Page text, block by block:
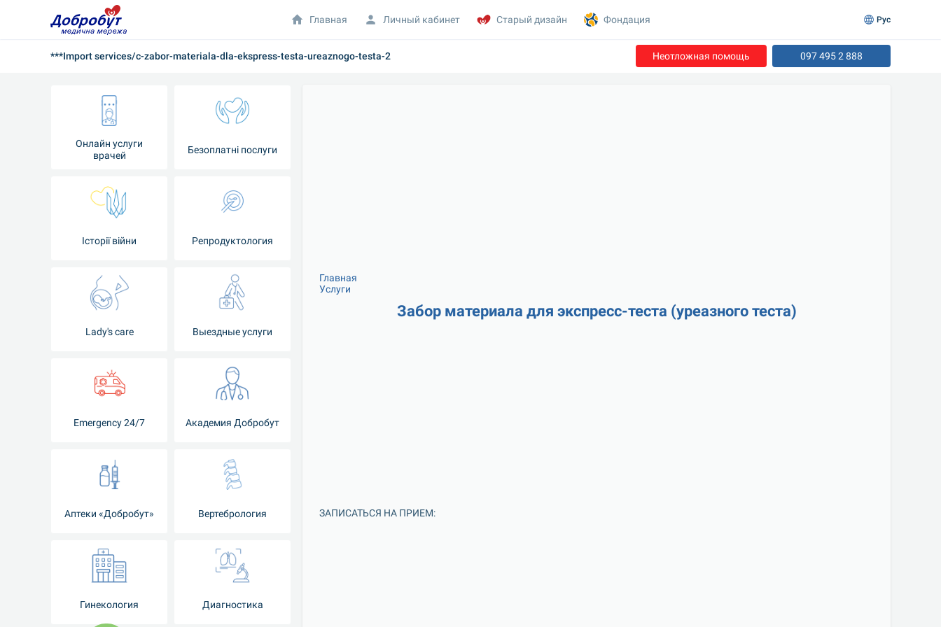
***Import services/c-zabor-materiala-dla-ekspress-testa-ureaznogo-testa-2 Неотложная помощь 097 495 2 888
Онлайн услуги
врачей
Безоплатні послуги
Iсторії війни Репродуктология
Lady's care Выездные услуги
Emergency 24/7 Академия Добробут
Аптеки «Добробут» Вертебрология
Гинекология Диагностика
Главная
Услуги
Забор материала для экспресс-теста (уреазного теста)
ЗАПИСАТЬСЯ НА ПРИЕМ:
Главная Личный кабинет Старый дизайн Фондация Рус